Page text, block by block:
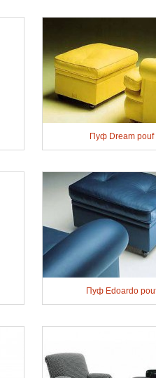
Пуф Dream pouf
Пуф Edoardo